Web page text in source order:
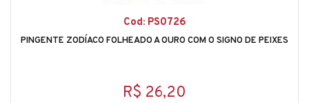
Cod: PS0726
PINGENTE ZODÍACO FOLHEADO A OURO COM O SIGNO DE PEIXES
R$ 26,20